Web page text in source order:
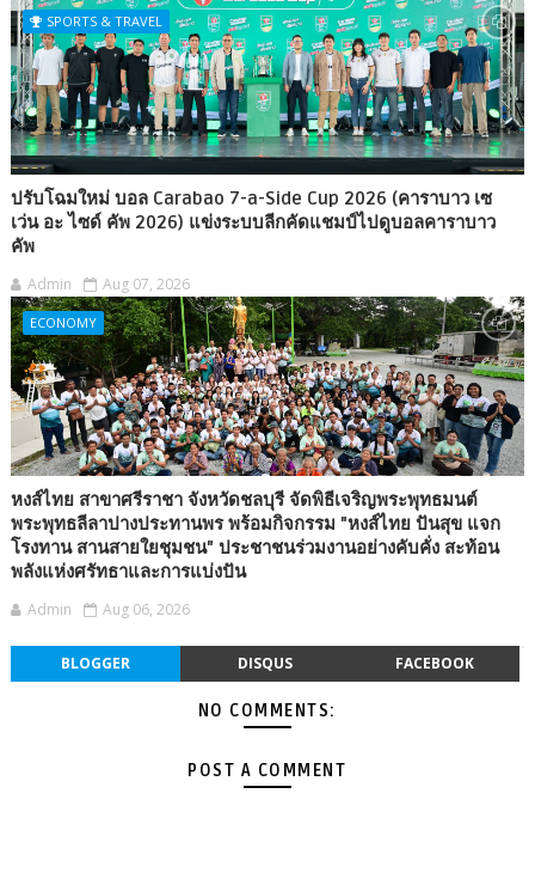
SPORTS & TRAVEL
ปรับโฉมใหม่ บอล Carabao 7-a-Side Cup 2026 (คาราบาว เซ
เว่น อะ ไซด์ คัพ 2026) แข่งระบบลีกคัดแชมป์ไปดูบอลคาราบาว
คัพ
Admin Aug 07, 2026
ECONOMY
หงส์ไทย สาขาศรีราชา จังหวัดชลบุรี จัดพิธีเจริญพระพุทธมนต์
พระพุทธลีลาปางประทานพร พร้อมกิจกรรม "หงส์ไทย ปันสุข แจก
โรงทาน สานสายใยชุมชน" ประชาชนร่วมงานอย่างคับคั่ง สะท้อน
พลังแห่งศรัทธาและการแบ่งปัน
Admin Aug 06, 2026
BLOGGER DISQUS FACEBOOK
NO COMMENTS:
POST A COMMENT